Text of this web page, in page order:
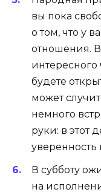
вы пока
о том, что у
отношения.
интересного
будете
может
немного
руки: в этот
уверенность
В субботу
на